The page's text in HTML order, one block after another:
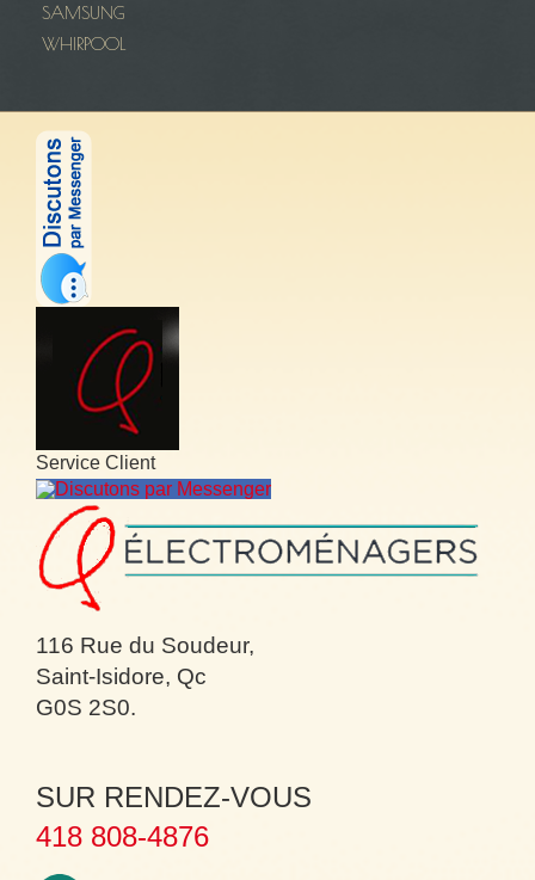
SAMSUNG
WHIRPOOL
Service Client
Discutons par Messenger
116 Rue du Soudeur,
Saint-Isidore, Qc
G0S 2S0.
SUR RENDEZ-VOUS
418 808-4876